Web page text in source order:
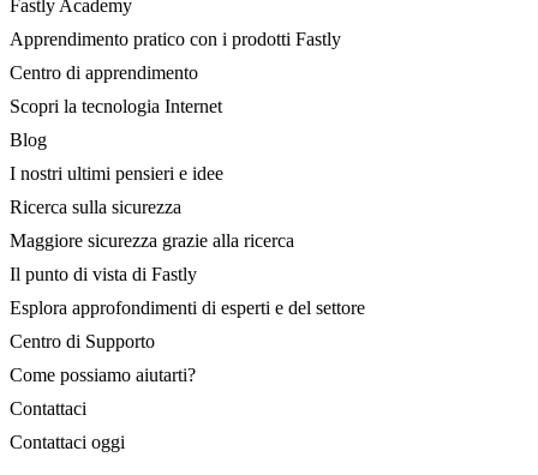
Fastly Academy
Apprendimento pratico con i prodotti Fastly
Centro di apprendimento
Scopri la tecnologia Internet
Blog
I nostri ultimi pensieri e idee
Ricerca sulla sicurezza
Maggiore sicurezza grazie alla ricerca
Il punto di vista di Fastly
Esplora approfondimenti di esperti e del settore
Centro di Supporto
Come possiamo aiutarti?
Contattaci
Contattaci oggi